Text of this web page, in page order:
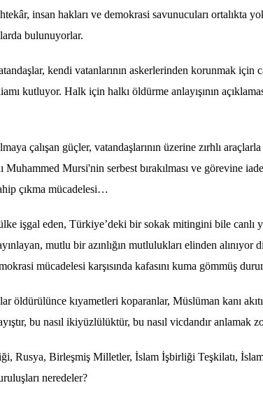
insan hakları ve demokrasi savunucuları ortalıkta
bulunuyorlar.
kendi vatanlarının askerlerinden korunmak için
kutluyor. Halk için halkı öldürme anlayışının
güçler, vatandaşlarının üzerine zırhlı araçlarla
Muhammed Mursi'nin serbest bırakılması ve görevine
çıkma mücadelesi…
eden, Türkiye’deki bir sokak mitingini bile canlı
mutlu bir azınlığın mutlulukları elinden alınıyor
mücadelesi karşısında kafasını kuma gömmüş
kıyametleri koparanlar, Müslüman kanı
bu nasıl ikiyüzlülüktür, bu nasıl vicdandır anlamak
Birleşmiş Milletler, İslam İşbirliği Teşkilatı, İslam
neredeler?